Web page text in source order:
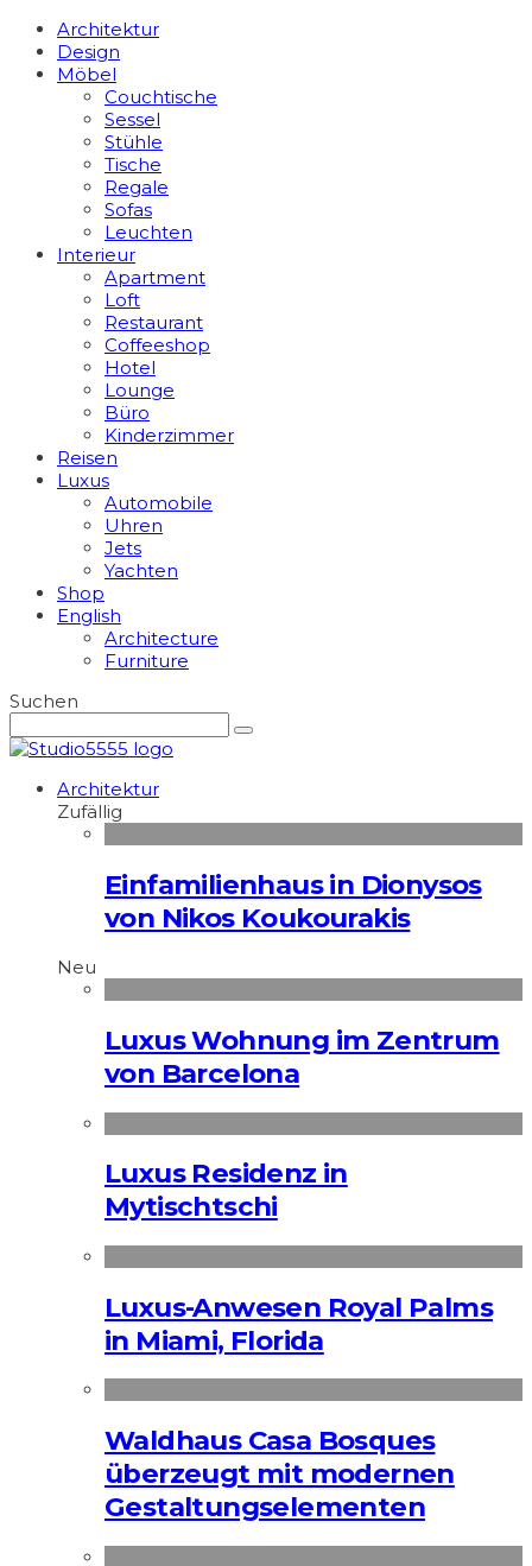
Architektur
Design
Möbel
Couchtische
Sessel
Stühle
Tische
Regale
Sofas
Leuchten
Interieur
Apart­ment
Loft
Restaurant
Coffeeshop
Hotel
Lounge
Büro
Kinderzimmer
Reisen
Luxus
Automobile
Uhren
Jets
Yachten
Shop
English
Architecture
Furniture
Suchen
Architektur
Zufällig
Einfamilienhaus in Dionysos
von Nikos Koukourakis
Neu
Luxus Wohnung im Zentrum
von Barcelona
Luxus Residenz in
Mytischtschi
Luxus-Anwesen Royal Palms
in Miami, Florida
Waldhaus Casa Bosques
überzeugt mit modernen
Gestaltungselementen